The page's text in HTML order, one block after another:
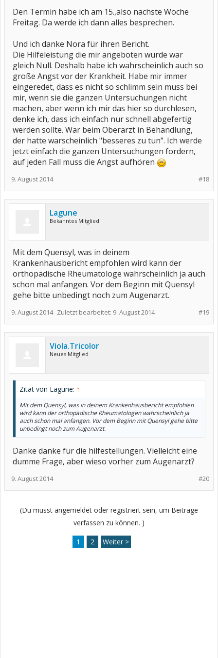
Den Termin habe ich am 15.,also nächste Woche
Freitag. Da werde ich dann alles besprechen.
Und ich danke Nora für ihren Bericht.
Die Hilfeleistung die mir angeboten wurde war
gleich Null. Deshalb habe ich wahrscheinlich auch so
große Angst vor der Krankheit. Habe mir immer
eingeredet, dass es nicht so schlimm sein muss bei
mir, wenn sie die ganzen Untersuchungen nicht
machen, aber wenn ich mir das hier so durchlesen,
denke ich, dass ich einfach nur schnell abgefertig
werden sollte. War beim Oberarzt in Behandlung,
der hatte warscheinlich "besseres zu tun". Ich werde
jetzt einfach die ganzen Untersuchungen fordern,
auf jeden Fall muss die Angst aufhören
#18
9. August 2014
Lagune
Bekanntes Mitglied
Mit dem Quensyl, was in deinem
Krankenhausbericht empfohlen wird kann der
orthopädische Rheumatologe wahrscheinlich ja auch
schon mal anfangen. Vor dem Beginn mit Quensyl
gehe bitte unbedingt noch zum Augenarzt.
#19
9. August 2014 Zuletzt bearbeitet: 9. August 2014
Viola.Tricolor
Neues Mitglied
Zitat von Lagune: ↑
Mit dem Quensyl, was in deinem Krankenhausbericht empfohlen
wird kann der orthopädische Rheumatologen wahrscheinlich ja
auch schon mal anfangen. Vor dem Beginn mit Quensyl gehe bitte
unbedingt noch zum Augenarzt.
Danke danke für die hilfestellungen. Vielleicht eine
dumme Frage, aber wieso vorher zum Augenarzt?
#20
9. August 2014
(Du musst angemeldet oder registriert sein, um Beiträge
verfassen zu können. )
1 2 Weiter >